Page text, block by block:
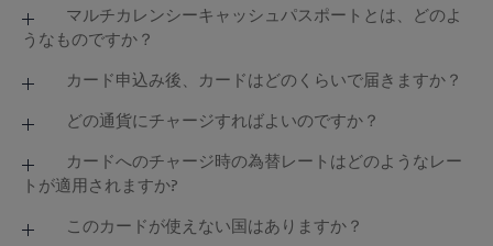
マルチカレンシーキャッシュパスポートとは、どのよ
うなものですか？
マルチカレンシーキャッシュパスポートは、海外でご
210以上の国や地域のMastercard対応ATMや加盟店で
ご利用いただけます（2019年2月現在）。ATMで現地
通貨を引出してお食事やショッピングをお楽しみくだ
さい。Mastercard加盟店では、キャッシュレスでスマ
ートにお支払いいただけます。
カード申込み後、カードはどのくらいで届きますか？
ご提出いただいた本人確認書類およびマイナンバーの
けします。
どの通貨にチャージすればよいのですか？
基本的には日本円のみでよいですが、複数の通貨を1
枚のカードにチャージすることができますので、各通
ャージいただけます。米ドル、ユーロ、ポンド、オー
カードへのチャージ時の為替レートはどのようなレー
トが適用されますか?
Mastercardが定めた入金確認日の為替レートが適用さ
このカードが使えない国はありますか？